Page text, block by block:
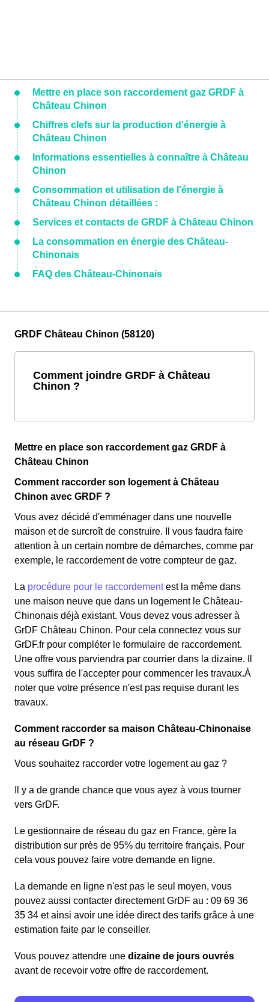
Mettre en place son raccordement gaz GRDF à
Château Chinon
Chiffres clefs sur la production d'énergie à
Château Chinon
Informations essentielles à connaître à Château
Chinon
Consommation et utilisation de l'énergie à
Château Chinon détaillées :
Services et contacts de GRDF à Château Chinon
La consommation en énergie des Château-
Chinonais
FAQ des Château-Chinonais
GRDF Château Chinon (58120)
Comment joindre GRDF à Château
Chinon ?
Mettre en place son raccordement gaz GRDF à
Château Chinon
Comment raccorder son logement à Château
Chinon avec GRDF ?
Vous avez décidé d'emménager dans une nouvelle
maison et de surcroît de construire. Il vous faudra faire
attention à un certain nombre de démarches, comme par
exemple, le raccordement de votre compteur de gaz.
La procédure pour le raccordementest la même dans
une maison neuve que dans un logement le Château-
Chinonais déjà existant. Vous devez vous adresser à
GrDF Château Chinon. Pour cela connectez vous sur
GrDF.fr pour compléter le formulaire de raccordement.
Une offre vous parviendra par courrier dans la dizaine. Il
vous suffira de l'accepter pour commencer les travaux.À
noter que votre présence n'est pas requise durant les
travaux.
Comment raccorder sa maison Château-Chinonaise
au réseau GrDF ?
Vous souhaitez raccorder votre logement au gaz ?
Il y a de grande chance que vous ayez à vous tourner
vers GrDF.
Le gestionnaire de réseau du gaz en France, gère la
distribution sur près de 95% du territoire français. Pour
cela vous pouvez faire votre demande en ligne.
La demande en ligne n'est pas le seul moyen, vous
pouvez aussi contacter directement GrDF au : 09 69 36
35 34 et ainsi avoir une idée direct des tarifs grâce à une
estimation faite par le conseiller.
Vous pouvez attendre une dizaine de jours ouvrés
avant de recevoir votre offre de raccordement.